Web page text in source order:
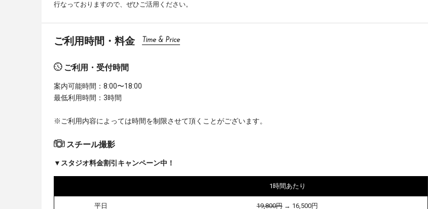
行なっておりますので、ぜひご活用ください。
ご利用時間・料金 Time & Price
ご利用・受付時間
案内可能時間：8:00〜18:00
最低利用時間：3時間
※ご利用内容によっては時間を制限させて頂くことがございます。
スチール撮影
▼スタジオ料金割引キャンペーン中！
1時間あたり
平日 19,800円 → 16,500円